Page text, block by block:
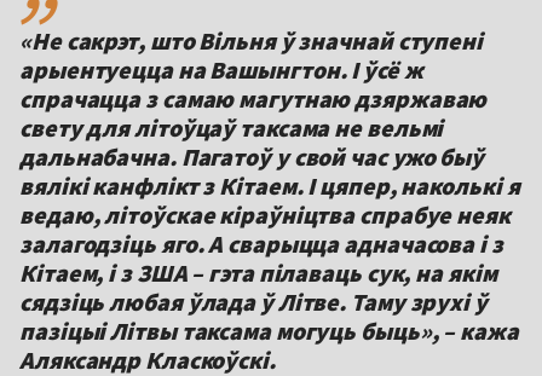
«Не сакрэт, што Вільня ў значнай ступені
арыентуецца на Вашынгтон. І ўсё ж
спрачацца з самаю магутнаю дзяржаваю
свету для літоўцаў таксама не вельмі
дальнабачна. Пагатоў у свой час ужо быў
вялікі канфлікт з Кітаем. І цяпер, наколькі я
ведаю, літоўскае кіраўніцтва спрабуе неяк
залагодзіць яго. А сварыцца адначасова і з
Кітаем, і з ЗША – гэта пілаваць сук, на якім
сядзіць любая ўлада ў Літве. Таму зрухі ў
пазіцыі Літвы таксама могуць быць», – кажа
Аляксандр Класкоўскі.